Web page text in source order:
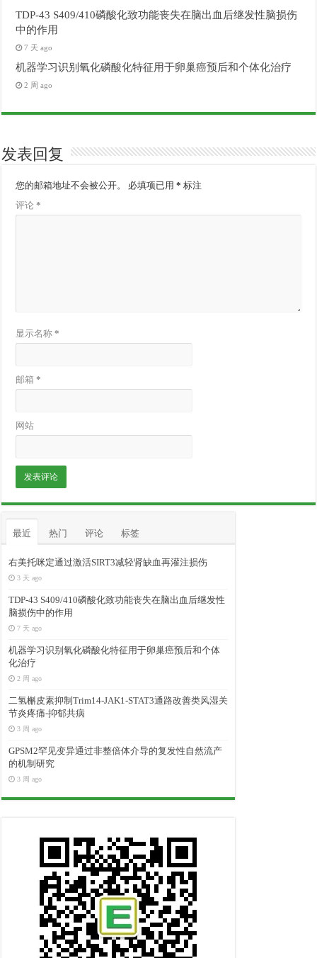
TDP-43 S409/410磷酸化致功能丧失在脑出血后继发性脑损伤
中的作用
7 天 ago
机器学习识别氧化磷酸化特征用于卵巢癌预后和个体化治疗
2 周 ago
发表回复
您的邮箱地址不会被公开。 必填项已用* 标注
评论*
显示名称*
邮箱*
网站
最近 热门 评论 标签
右美托咪定通过激活SIRT3减轻肾缺血再灌注损伤
3 天 ago
TDP-43 S409/410磷酸化致功能丧失在脑出血后继发性
脑损伤中的作用
7 天 ago
机器学习识别氧化磷酸化特征用于卵巢癌预后和个体
化治疗
2 周 ago
二氢槲皮素抑制Trim14-JAK1-STAT3通路改善类风湿关
节炎疼痛-抑郁共病
3 周 ago
GPSM2罕见变异通过非整倍体介导的复发性自然流产
的机制研究
3 周 ago